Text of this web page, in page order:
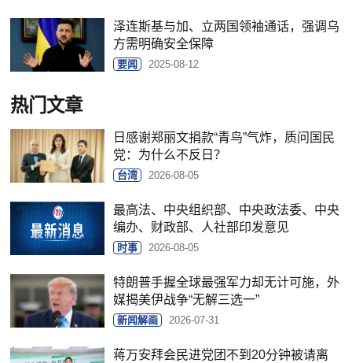
泽连斯基与加、立两国领袖通话，强调乌
方需明确安全保障
要闻 2025-08-12
热门文章
日感谢郑丽文捐款“青鸟”气炸，质问国民
党：为什么不反日？
台湾 2026-08-05
最高法、中央组织部、中央政法委、中央
编办、财政部、人社部印发意见
时事 2026-08-05
特朗普手握全球最强军力却无计可施，外
媒揭美伊战争“无解三选一”
新闻解画 2026-07-31
蒋万安拜会民进党团不到20分钟被请离